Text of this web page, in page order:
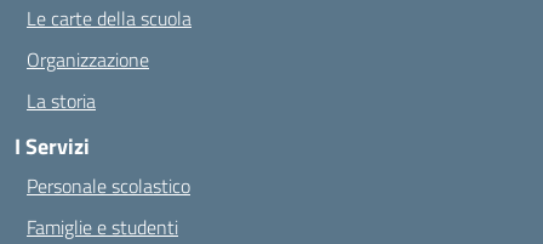
Le carte della scuola
Organizzazione
La storia
I Servizi
Personale scolastico
Famiglie e studenti